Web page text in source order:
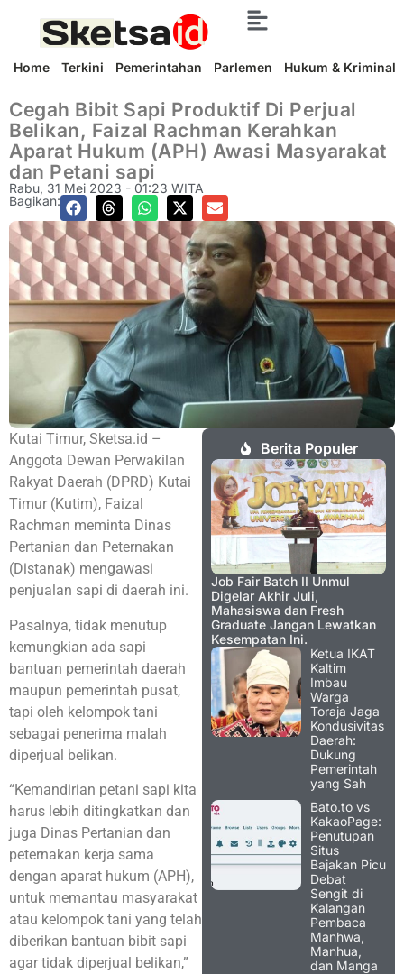
Home Terkini Pemerintahan Parlemen Hukum & Kriminal
Cegah Bibit Sapi Produktif Di Perjual
Belikan, Faizal Rachman Kerahkan
Aparat Hukum (APH) Awasi Masyarakat
dan Petani sapi
Rabu, 31 Mei 2023 - 01:23 WITA
Bagikan:
Kutai Timur, Sketsa.id –
Anggota Dewan Perwakilan
Rakyat Daerah (DPRD) Kutai
Timur (Kutim), Faizal
Rachman meminta Dinas
Pertanian dan Peternakan
(Distanak) mengawasi
penjualan sapi di daerah ini.
Pasalnya, tidak menutup
kemungkian ada sapi
bantuan pemerintah daerah
maupun pemerintah pusat,
tapi oleh kelompok tani
sebagai penerima malah
diperjual belikan.
“Kemandirian petani sapi kita
harus lebih ditingkatkan dan
juga Dinas Pertanian dan
peternakan kerja sama
dengan aparat hukum (APH),
untuk memantau masyarakat
atau kelompok tani yang telah
diberikan bantuan bibit sapi
agar tidak diperjual belikan,”
Berita Populer
Job Fair Batch II Unmul
Digelar Akhir Juli,
Mahasiswa dan Fresh
Graduate Jangan Lewatkan
Kesempatan Ini.
Ketua IKAT
Kaltim
Imbau
Warga
Toraja Jaga
Kondusivitas
Daerah:
Dukung
Pemerintah
yang Sah
Bato.to vs
KakaoPage:
Penutupan
Situs
Bajakan Picu
Debat
Sengit di
Kalangan
Pembaca
Manhwa,
Manhua,
dan Manga